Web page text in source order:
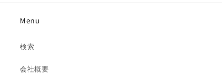
Menu
検索
会社概要